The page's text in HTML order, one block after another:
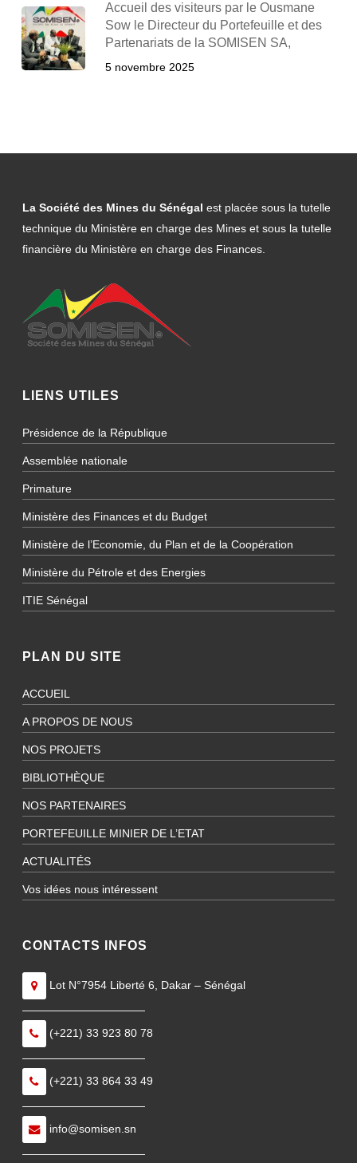
Accueil des visiteurs par le Ousmane
Sow le Directeur du Portefeuille et des
Partenariats de la SOMISEN SA,
5 novembre 2025
La Société des Mines du Sénégal est placée sous la tutelle
technique du Ministère en charge des Mines et sous la tutelle
financière du Ministère en charge des Finances.
LIENS UTILES
Présidence de la République
Assemblée nationale
Primature
Ministère des Finances et du Budget
Ministère de l’Economie, du Plan et de la Coopération
Ministère du Pétrole et des Energies
ITIE Sénégal
PLAN DU SITE
ACCUEIL
A PROPOS DE NOUS
NOS PROJETS
BIBLIOTHÈQUE
NOS PARTENAIRES
PORTEFEUILLE MINIER DE L’ETAT
ACTUALITÉS
Vos idées nous intéressent
CONTACTS INFOS
Lot N°7954 Liberté 6, Dakar – Sénégal
———————————
(+221) 33 923 80 78
———————————
(+221) 33 864 33 49
———————————
info@somisen.sn
———————————